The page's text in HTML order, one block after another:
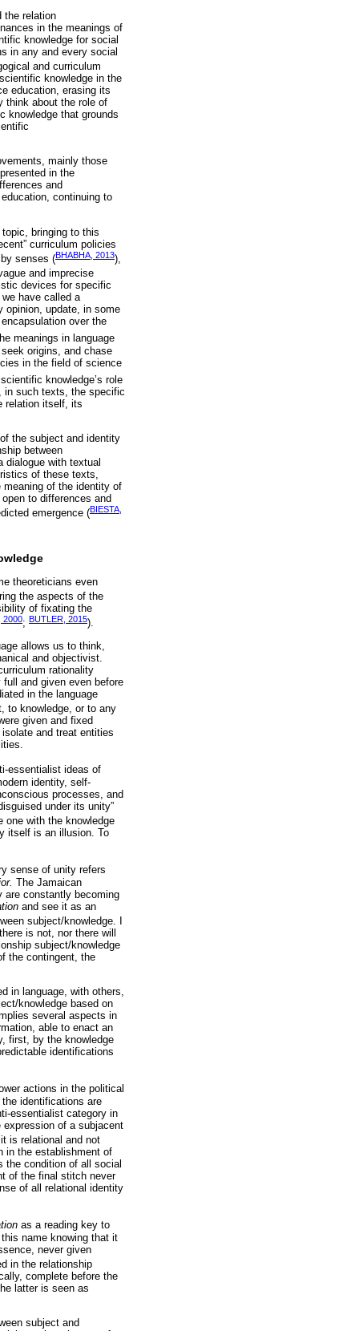
the relation
in the meanings of
knowledge for social
in any and every social
and curriculum
knowledge in the
education, erasing its
think about the role of
knowledge that grounds
mainly those
in the
and
continuing to
bringing to this
curriculum policies
senses (BHABHA, 2013),
and imprecise
devices for specific
have called a
opinion, update, in some
over the
meanings in language
origins, and chase
in the field of science
knowledge’s role
in such texts, the specific
relation itself, its
the subject and identity
between
dialogue with textual
of these texts,
of the identity of
to differences and
emergence (BIESTA,
theoreticians even
the aspects of the
of fixating the
2000; BUTLER, 2015).
allows us to think,
and objectivist.
rationality
and given even before
in the language
to knowledge, or to any
given and fixed
and treat entities
essentialist ideas of
identity, self-
processes, and
under its unity”
one with the knowledge
itself is an illusion. To
sense of unity refers
The Jamaican
are constantly becoming
and see it as an
subject/knowledge. I
is not, nor there will
subject/knowledge
the contingent, the
in language, with others,
knowledge based on
several aspects in
able to enact an
first, by the knowledge
identifications
actions in the political
identifications are
essentialist category in
of a subjacent
is relational and not
in the establishment of
the condition of all social
of the final stitch never
of all relational identity
as a reading key to
name knowing that it
never given
in the relationship
complete before the
latter is seen as
subject and